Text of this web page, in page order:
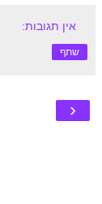
אין תגובות:
שתף
‹